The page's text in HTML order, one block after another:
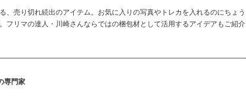
、売り切れ続出のアイテム。お気に入りの写真やトレカを入れるのにちょう
フリマの達人・川崎さんならではの梱包材として活用するアイデアもご紹介
専門家